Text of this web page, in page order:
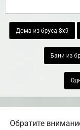
Дома из бруса 8х9
Бани из
Обратите